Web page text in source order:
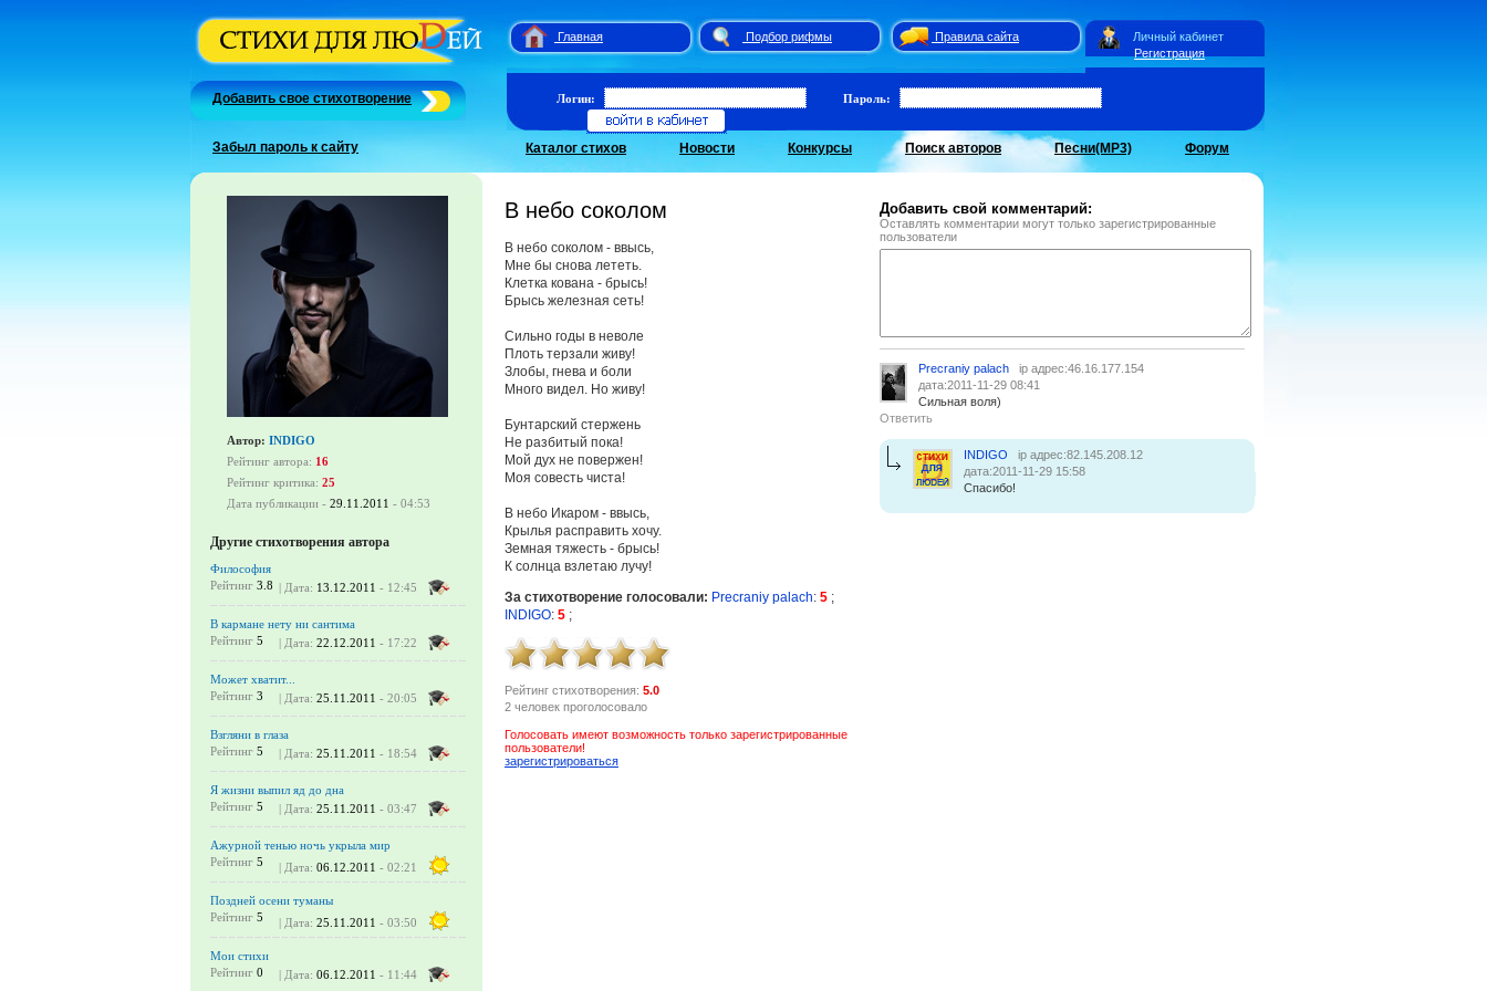
Главная Подбор рифмы
Правила сайта
Регистрация
Личный кабинет
Добавить свое стихотворение
Забыл пароль к сайту
Логин: Пароль:
Каталог стихов Новости Конкурсы Поиск авторов Песни(MP3) Форум
Автор: INDIGO
Рейтинг автора: 16
Рейтинг критика: 25
Дата публикации - 29.11.2011 - 04:53
Другие стихотворения автора
Философия
Рейтинг 3.8 | Дата: 13.12.2011 - 12:45
В кармане нету ни сантима
Рейтинг 5 | Дата: 22.12.2011 - 17:22
Может хватит...
Рейтинг 3 | Дата: 25.11.2011 - 20:05
Взгляни в глаза
Рейтинг 5 | Дата: 25.11.2011 - 18:54
Я жизни выпил яд до дна
Рейтинг 5 | Дата: 25.11.2011 - 03:47
Ажурной тенью ночь укрыла мир
Рейтинг 5 | Дата: 06.12.2011 - 02:21
Поздней осени туманы
Рейтинг 5 | Дата: 25.11.2011 - 03:50
Мои стихи
Рейтинг 0 | Дата: 06.12.2011 - 11:44
В небо соколом
В небо соколом - ввысь,
Мне бы снова лететь.
Клетка кована - брысь!
Брысь железная сеть!
Сильно годы в неволе
Плоть терзали живу!
Злобы, гнева и боли
Много видел. Но живу!
Бунтарский стержень
Не разбитый пока!
Мой дух не повержен!
Моя совесть чиста!
В небо Икаром - ввысь,
Крылья расправить хочу.
Земная тяжесть - брысь!
К солнца взлетаю лучу!
За стихотворение голосовали: Precraniy palach: 5 ;
INDIGO: 5 ;
Рейтинг стихотворения: 5.0
2 человек проголосовало
Голосовать имеют возможность только зарегистрированные
пользователи!
зарегистрироваться
Добавить свой комментарий:
Оставлять комментарии могут только зарегистрированные
пользователи
Precraniy palach
ip адрес:46.16.177.154
дата:2011-11-29 08:41
Сильная воля)
Ответить
INDIGO
ip адрес:82.145.208.12
дата:2011-11-29 15:58
Спасибо!